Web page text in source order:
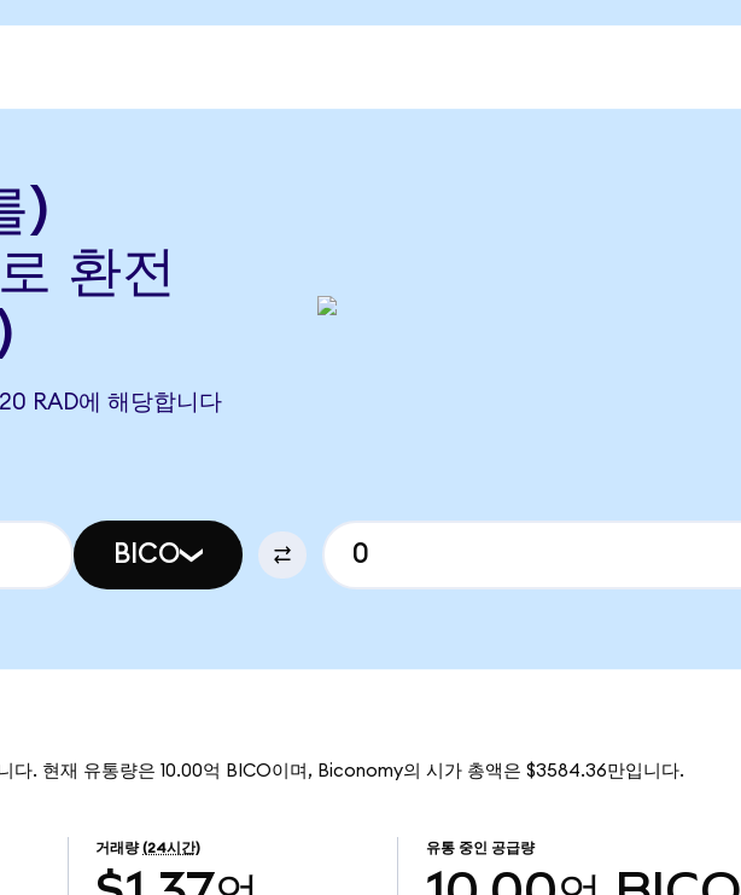
)
환전
RAD에 해당합니다
BICO
다. 현재 유통량은 10.00억 BICO이며, Biconomy의 시가 총액은 $3584.36만입니다.
거래량 (24시간) 유통 중인 공급량